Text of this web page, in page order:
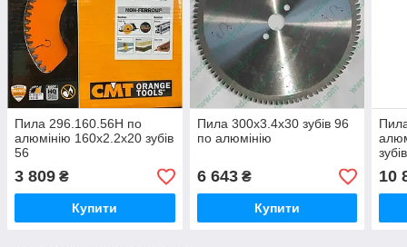
Пила 296.160.56H по
алюмінію 160х2.2х20 зубів
56
3 809 ₴
Купити
Пила 300x3.4x30 зубів 96
по алюмінію
6 643₴
Купити
зубів
10